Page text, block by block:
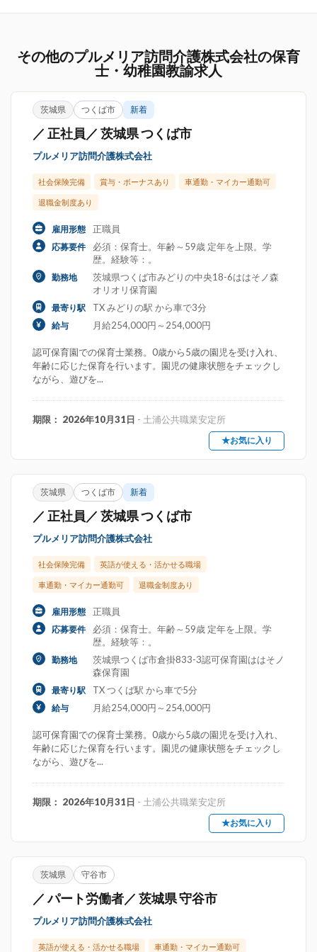
その他のプルメリア訪問介護株式会社の保育
士・幼稚園教諭求人
茨城県 つくば市 新着
／ 正社員／ 茨城県 つくば市
プルメリア訪問介護株式会社
社会保険完備 賞与・ボーナスあり 車通勤・マイカー通勤可
退職金制度あり
雇用形態 正職員
応募要件
必須：保育士。年齢～59歳 定年を上限。学
歴。経験等：。
勤務地
茨城県つくば市みどりの中央18-6ははそノ森
オリオリ保育園
最寄り駅 TX みどりの駅 から車で3分
給与 月給254,000円～254,000円
認可保育園での保育士業務。0歳から5歳の園児を受け入れ、
年齢に応じた保育を行います。園児の健康状態をチェックし
ながら、遊びを...
期限： 2026年10月31日 - 土浦公共職業安定所
★お気に入り
茨城県 つくば市 新着
／ 正社員／ 茨城県 つくば市
プルメリア訪問介護株式会社
社会保険完備 英語が使える・活かせる職場
車通勤・マイカー通勤可 退職金制度あり
雇用形態 正職員
応募要件
必須：保育士。年齢～59歳 定年を上限。学
歴。経験等：。
勤務地
茨城県つくば市倉掛833-3認可保育園ははそノ
森保育園
最寄り駅 TX つくば駅 から車で5分
給与 月給254,000円～254,000円
認可保育園での保育士業務。0歳から5歳の園児を受け入れ、
年齢に応じた保育を行います。園児の健康状態をチェックし
ながら、遊びを...
期限： 2026年10月31日 - 土浦公共職業安定所
★お気に入り
茨城県 守谷市
／ パート労働者／ 茨城県 守谷市
プルメリア訪問介護株式会社
英語が使える・活かせる職場 車通勤・マイカー通勤可